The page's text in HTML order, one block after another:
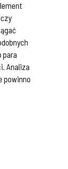
para
Analiza
powinno